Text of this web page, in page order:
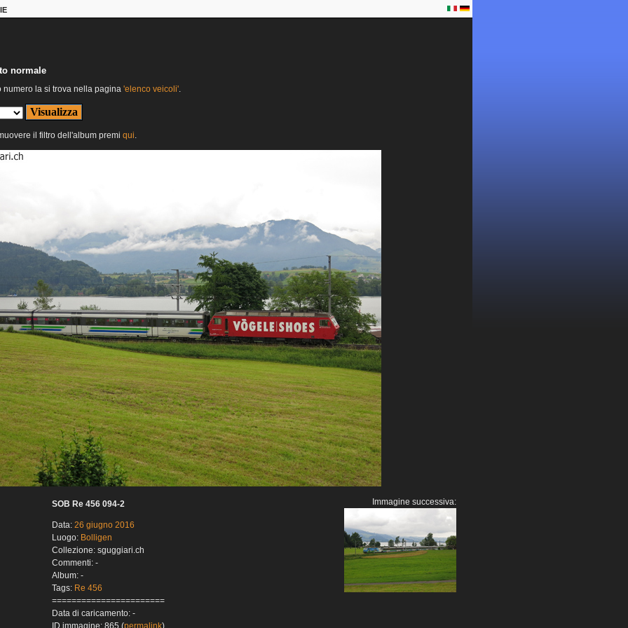
normale
la si trova nella pagina 'elenco veicoli'.
il filtro dell'album premi qui.
SOB Re 456 094-2
Data: 26 giugno 2016
Luogo: Bolligen
Collezione: sguggiari.ch
Commenti: -
Album: -
Tags: Re 456
=======================
Data di caricamento: -
Immagine successiva: